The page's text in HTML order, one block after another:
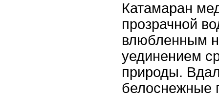
Катамаран
прозрачной
влюбленным
уединением
природы.
белоснежные